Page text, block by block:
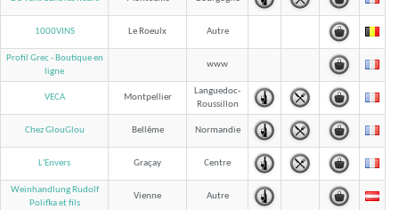
1000VINS Le Roeulx Autre
Profil Grec - Boutique en
ligne
www
VECA Montpellier
Languedoc-
Roussillon
Chez GlouGlou Bellême Normandie
L'Envers Graçay Centre
Weinhandlung Rudolf
Polifka et fils
Vienne Autre